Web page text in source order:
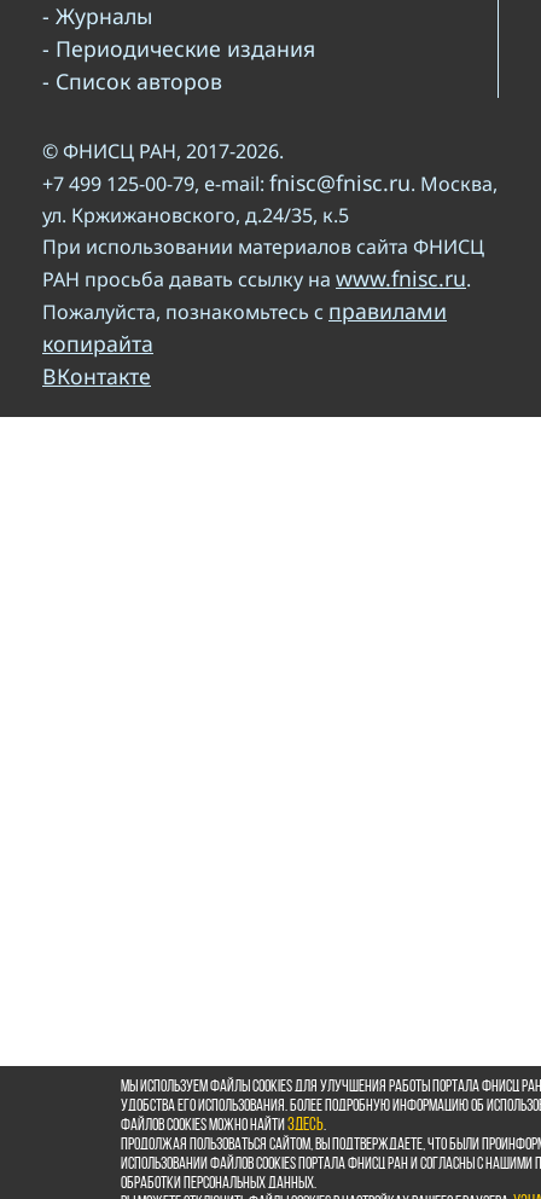
- Журналы
- Периодические издания
- Список авторов
© ФНИСЦ РАН, 2017-2026.
+7 499 125-00-79, e-mail: fnisc@fnisc.ru. Москва,
ул. Кржижановского, д.24/35, к.5
При использовании материалов сайта ФНИСЦ
РАН просьба давать ссылку на www.fnisc.ru.
Пожалуйста, познакомьтесь с правилами
копирайта
ВКонтакте
Мы используем файлы cookies для улучшения работы портала ФНИСЦ
удобства его использования. Более подробную информацию об
файлов cookies можно найтиздесь.
Продолжая пользоваться сайтом, Вы подтверждаете, что были
использовании файлов cookies портала ФНИСЦ РАН и согласны с нашими
обработки персональных данных.